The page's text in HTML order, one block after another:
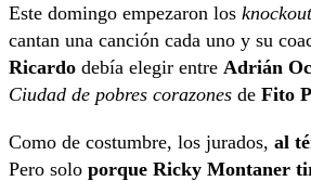
Este domingo empezaron los
cantan una canción cada uno y su
Ricardo debía elegir entre Adrián
Ciudad de pobres corazones de Fito
Como de costumbre, los jurados, al
Pero solo porque Ricky Montaner